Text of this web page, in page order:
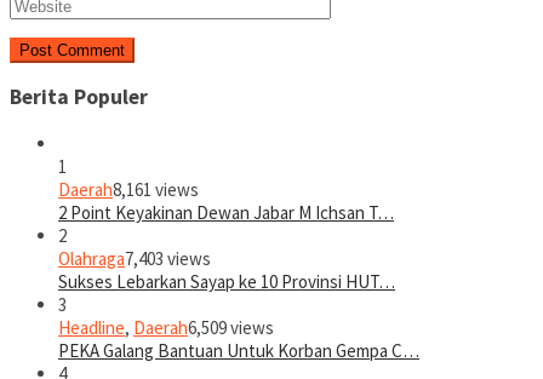
Berita Populer
1
Daerah8,161 views
2 Point Keyakinan Dewan Jabar M Ichsan T…
2
Olahraga7,403 views
Sukses Lebarkan Sayap ke 10 Provinsi HUT…
3
Headline, Daerah6,509 views
PEKA Galang Bantuan Untuk Korban Gempa C…
4